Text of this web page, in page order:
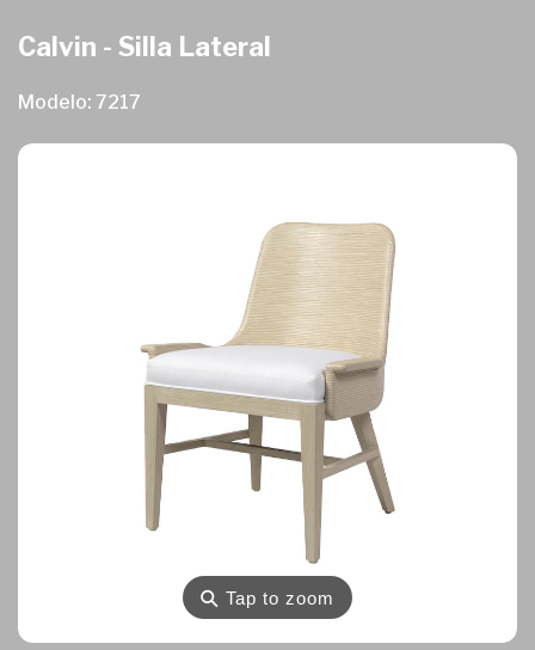
Calvin - Silla Lateral
Modelo: 7217
⚲Tap to zoom